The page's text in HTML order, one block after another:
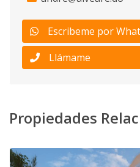
Escribeme por
Llámame
Propiedades